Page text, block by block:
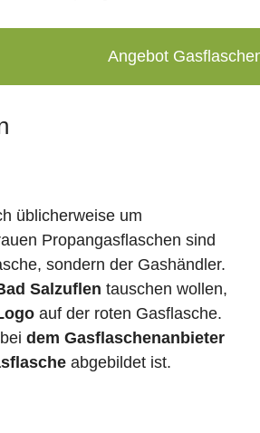
Angebot
üblicherweise um
Propangasflaschen sind
sondern der Gashändler.
Salzuflen tauschen wollen,
auf der roten Gasflasche.
bei dem Gasflaschenanbieter
abgebildet ist.